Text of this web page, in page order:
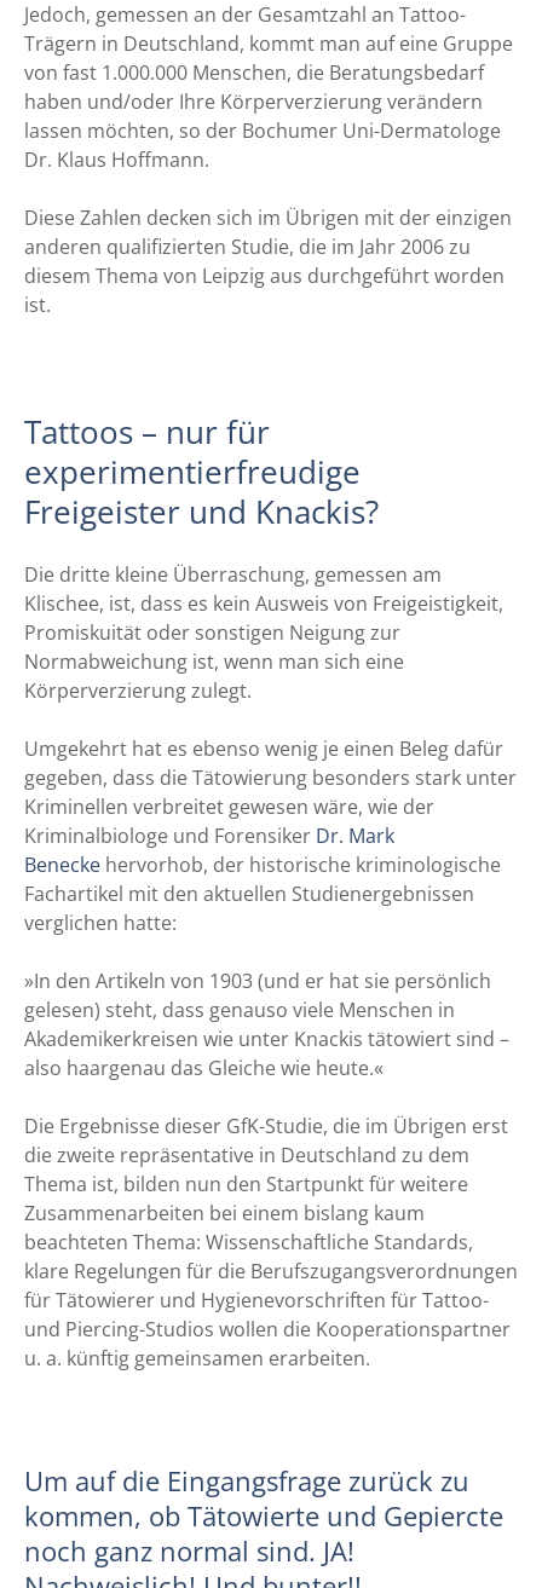
Jedoch, gemessen an der Gesamtzahl an Tattoo-
Trägern in Deutschland, kommt man auf eine Gruppe
von fast 1.000.000 Menschen, die Beratungsbedarf
haben und/oder Ihre Körperverzierung verändern
lassen möchten, so der Bochumer Uni-Dermatologe
Dr. Klaus Hoffmann.
Diese Zahlen decken sich im Übrigen mit der einzigen
anderen qualifizierten Studie, die im Jahr 2006 zu
diesem Thema von Leipzig aus durchgeführt worden
ist.
Tattoos – nur für
experimentierfreudige
Freigeister und Knackis?
Die dritte kleine Überraschung, gemessen am
Klischee, ist, dass es kein Ausweis von Freigeistigkeit,
Promiskuität oder sonstigen Neigung zur
Normabweichung ist, wenn man sich eine
Körperverzierung zulegt.
Umgekehrt hat es ebenso wenig je einen Beleg dafür
gegeben, dass die Tätowierung besonders stark unter
Kriminellen verbreitet gewesen wäre, wie der
Kriminalbiologe und Forensiker Dr. Mark
Benecke hervorhob, der historische kriminologische
Fachartikel mit den aktuellen Studienergebnissen
verglichen hatte:
»In den Artikeln von 1903 (und er hat sie persönlich
gelesen) steht, dass genauso viele Menschen in
Akademikerkreisen wie unter Knackis tätowiert sind –
also haargenau das Gleiche wie heute.«
Die Ergebnisse dieser GfK-Studie, die im Übrigen erst
die zweite repräsentative in Deutschland zu dem
Thema ist, bilden nun den Startpunkt für weitere
Zusammenarbeiten bei einem bislang kaum
beachteten Thema: Wissenschaftliche Standards,
klare Regelungen für die Berufszugangsverordnungen
für Tätowierer und Hygienevorschriften für Tattoo-
und Piercing-Studios wollen die Kooperationspartner
u. a. künftig gemeinsamen erarbeiten.
Um auf die Eingangsfrage zurück zu
kommen, ob Tätowierte und Gepiercte
noch ganz normal sind. JA!